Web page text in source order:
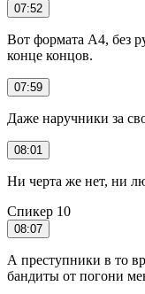
07:52
Вот формата А4, без
конце концов.
07:59
Даже наручники за
08:01
Ни черта же нет, ни
Спикер 10
08:07
А преступники в то
бандиты от погони